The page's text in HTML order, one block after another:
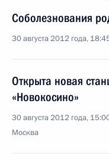
Соболезнования
30 августа 2012 года,
Открыта новая
«Новокосино»
30 августа 2012 года,
Москва